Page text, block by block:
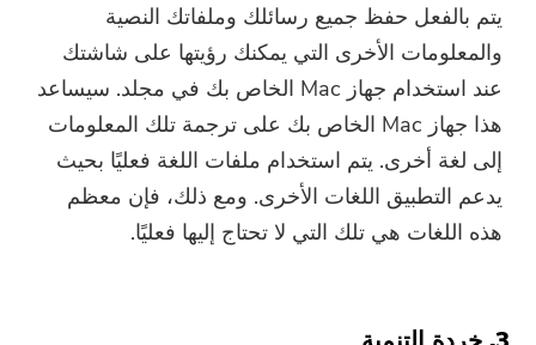
يتم بالفعل حفظ جميع رسائلك وملفاتك النصية
والمعلومات الأخرى التي يمكنك رؤيتها على شاشتك
عند استخدام جهاز Mac الخاص بك في مجلد. سيساعد
هذا جهاز Mac الخاص بك على ترجمة تلك المعلومات
إلى لغة أخرى. يتم استخدام ملفات اللغة فعليًا بحيث
يدعم التطبيق اللغات الأخرى. ومع ذلك، فإن معظم
هذه اللغات هي تلك التي لا تحتاج إليها فعليًا.